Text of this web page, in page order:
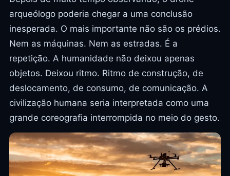
arqueólogo poderia chegar a uma conclusão
inesperada. O mais importante não são os prédios.
Nem as máquinas. Nem as estradas. É a
repetição. A humanidade não deixou apenas
objetos. Deixou ritmo. Ritmo de construção, de
deslocamento, de consumo, de comunicação. A
civilização humana seria interpretada como uma
grande coreografia interrompida no meio do gesto.